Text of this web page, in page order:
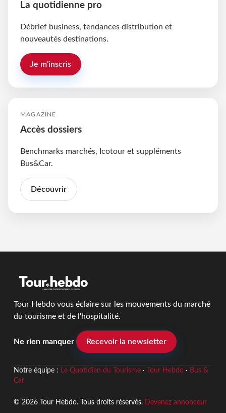
La quotidienne pro
Débrief business, tendances distribution et
nouveautés destinations.
Je m'inscris
MAGAZINE
Accès dossiers
Benchmarks marchés, Icotour et suppléments
Bus&Car.
Découvrir
Tour Hebdo vous éclaire sur les mouvements du marché
du tourisme et de l'hospitalité.
Ne rien manquer Recevoir la newsletter
Notre équipe : Le Quotidien du Tourisme· Tour Hebdo· Bus &
Car
© 2026 Tour Hebdo. Tous droits réservés. Devenez annonceur